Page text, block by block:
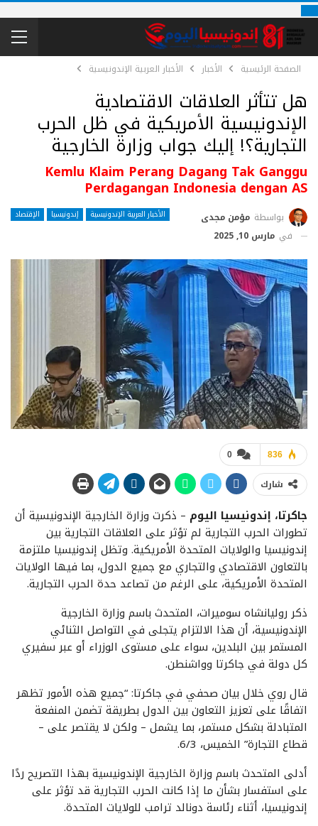
الصفحة الرئيسية الأخبار الأخبار العربية الإندونيسية
هل تتأثر العلاقات الاقتصادية
الإندونيسية الأمريكية في ظل الحرب
التجارية؟! إليك جواب وزارة الخارجية
Kemlu Klaim Perang Dagang Tak Ganggu
Perdagangan Indonesia dengan AS
الأخبار العربية الإندونيسية إندونيسيا الإقتصاد بواسطة مؤمن مجدى
في مارس 10, 2025
0 836
شارك
جاكرتا، إندونيسيا اليوم – ذكرت وزارة الخارجية الإندونيسية أن
تطورات الحرب التجارية لم تؤثر على العلاقات التجارية بين
إندونيسيا والولايات المتحدة الأمريكية. وتظل إندونيسيا ملتزمة
بالتعاون الاقتصادي والتجاري مع جميع الدول، بما فيها الولايات
المتحدة الأمريكية، على الرغم من تصاعد حدة الحرب التجارية.
ذكر روليانشاه سوميرات، المتحدث باسم وزارة الخارجية
الإندونيسية، أن هذا الالتزام يتجلى في التواصل الثنائي
المستمر بين البلدين، سواء على مستوى الوزراء أو عبر سفيري
كل دولة في جاكرتا وواشنطن.
قال روي خلال بيان صحفي في جاكرتا: “جميع هذه الأمور تظهر
اتفاقًا على تعزيز التعاون بين الدول بطريقة تضمن المنفعة
المتبادلة بشكل مستمر، بما يشمل – ولكن لا يقتصر على –
قطاع التجارة” الخميس، 6/3.
أدلى المتحدث باسم وزارة الخارجية الإندونيسية بهذا التصريح ردًا
على استفسار بشأن ما إذا كانت الحرب التجارية قد تؤثر على
إندونيسيا، أثناء رئاسة دونالد ترامب للولايات المتحدة.